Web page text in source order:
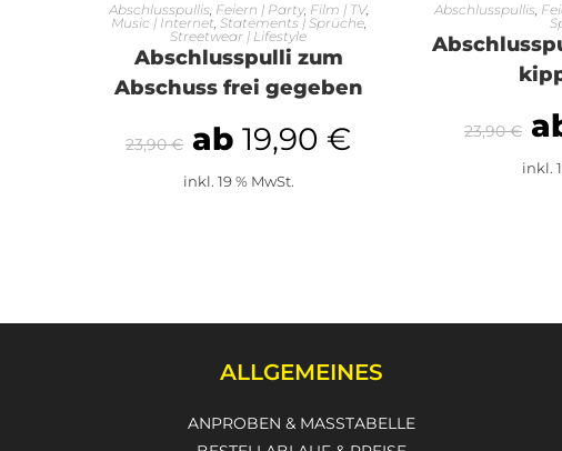
Abschlusspullis Feiern | Party, Film | TV,
Music | Internet Statements | Sprüche,
Streetwear | Lifestyle
Abschlusspulli zum
Abschuss frei gegeben
23,90€ ab 19,90 €
inkl. 19 % MwSt.
Abschlusspullis
23,90€
inkl.
ALLGEMEINES
ANPROBEN & MASSTABELLE